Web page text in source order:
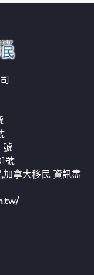
號
號
加拿大移民 資訊盡